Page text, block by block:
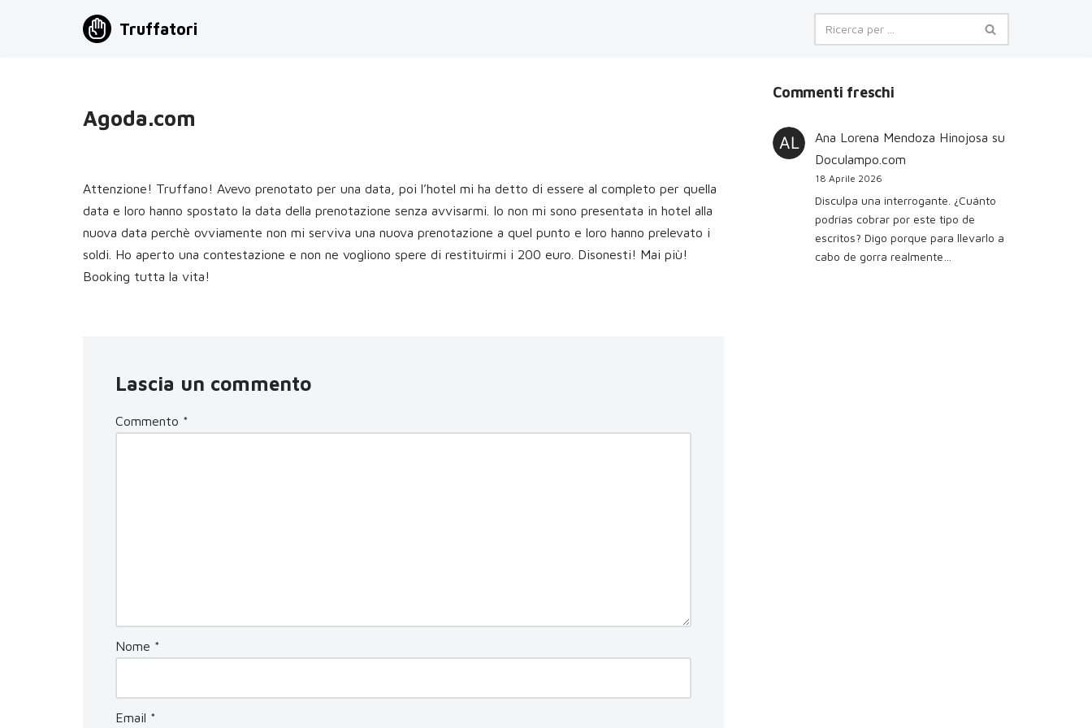
Truffatori
Agoda.com
Attenzione! Truffano! Avevo prenotato per una data, poi l’hotel mi ha detto di essere al completo per quella
data e loro hanno spostato la data della prenotazione senza avvisarmi. Io non mi sono presentata in hotel alla
nuova data perchè ovviamente non mi serviva una nuova prenotazione a quel punto e loro hanno prelevato i
soldi. Ho aperto una contestazione e non ne vogliono spere di restituirmi i 200 euro. Disonesti! Mai più!
Booking tutta la vita!
Lascia un commento
Commento *
Nome *
Email *
Commenti freschi
Ana Lorena Mendoza Hinojosa su
Doculampo.com
18 Aprile 2026
Disculpa una interrogante. ¿Cuánto
podrías cobrar por este tipo de
escritos? Digo porque para llevarlo a
cabo de gorra realmente…